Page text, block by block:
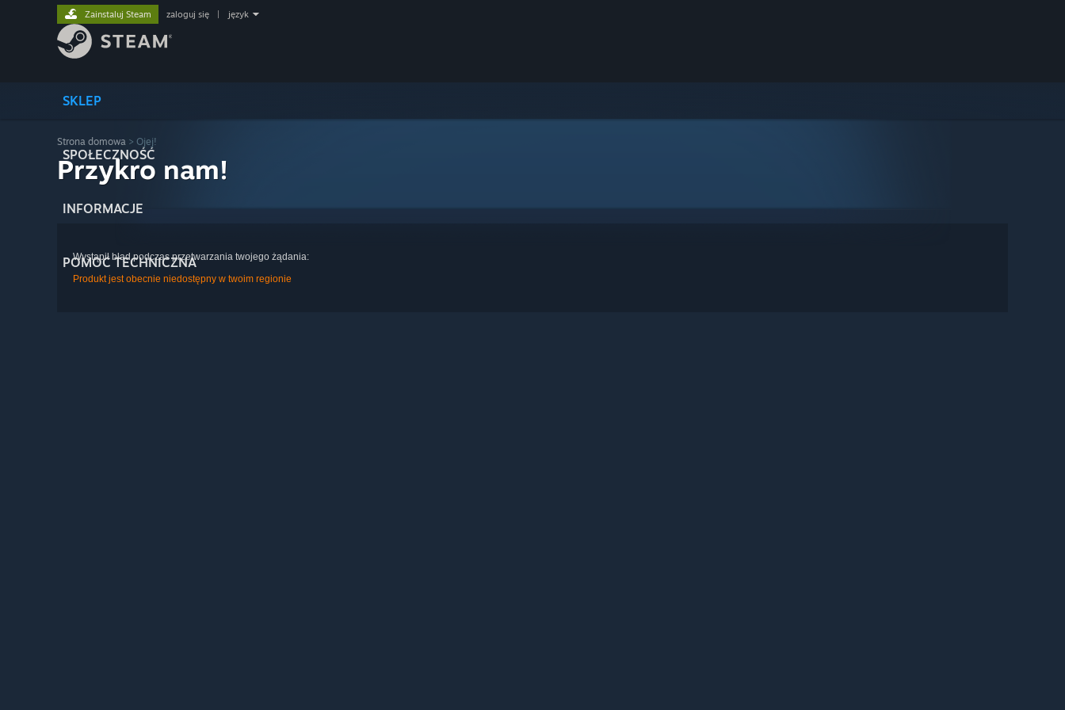
SKLEP
SPOŁECZNOŚĆ
INFORMACJE
POMOC TECHNICZNA
Zainstaluj Steam zaloguj się język
Strona domowa > Ojej!
Przykro nam!
Wystąpił błąd podczas przetwarzania twojego żądania:
Produkt jest obecnie niedostępny w twoim regionie